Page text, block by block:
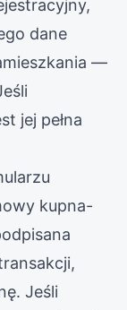
dane
—
jej pełna
kupna-
Jeśli